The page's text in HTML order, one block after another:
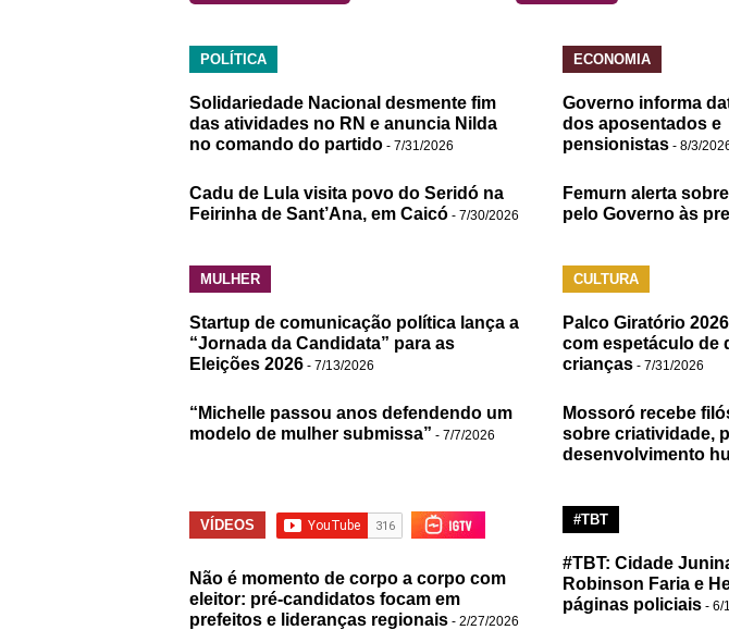
POLÍTICA
Solidariedade Nacional desmente fim
das atividades no RN e anuncia Nilda
no comando do partido - 7/31/2026
Cadu de Lula visita povo do Seridó na
Feirinha de Sant’Ana, em Caicó - 7/30/2026
ECONOMIA
Governo informa
dos aposentados e
pensionistas - 8/3/
Femurn alerta
pelo Governo às
MULHER
Startup de comunicação política lança a
“Jornada da Candidata” para as
Eleições 2026 - 7/13/2026
“Michelle passou anos defendendo um
modelo de mulher submissa” - 7/7/2026
CULTURA
Palco Giratório
com espetáculo de
crianças - 7/31/2026
Mossoró recebe
sobre criatividade,
desenvolvimento
VÍDEOS
Não é momento de corpo a corpo com
eleitor: pré-candidatos focam em
prefeitos e lideranças regionais - 2/27/2026
#TBT
#TBT: Cidade
Robinson Faria e
páginas policiais - 6/